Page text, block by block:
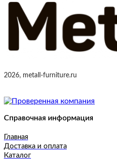
2026, metall-furniture.ru
Справочная информация
Главная
Доставка и оплата
Каталог